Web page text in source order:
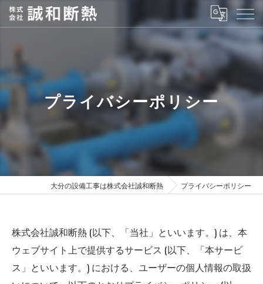
プライバシーポリシー
大分の設備工事は株式会社誠和断熱 プライバシーポリシー
株式会社誠和断熱 (以下、「当社」といいます。) は、本
ウェブサイト上で提供するサービス (以下、「本サービ
ス」といいます。) における、ユーザーの個人情報の取扱